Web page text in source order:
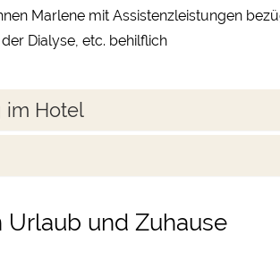
Marlene mit Assistenzleistungen
Dialyse, etc. behilflich
im Hotel
Urlaub und Zuhause